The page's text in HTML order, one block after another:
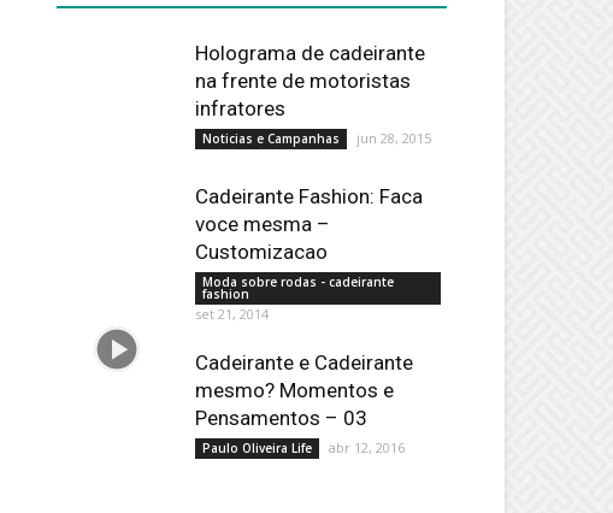
Holograma de cadeirante
na frente de motoristas
infratores
Noticias e Campanhas jun 28, 2015
Cadeirante Fashion: Faca
voce mesma –
Customizacao
Moda sobre rodas - cadeirante
fashion
set 21, 2014
Cadeirante e Cadeirante
mesmo? Momentos e
Pensamentos – 03
Paulo Oliveira Life abr 12, 2016